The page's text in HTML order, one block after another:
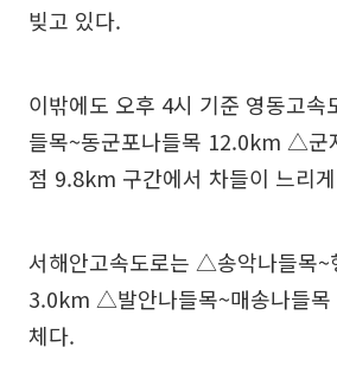
빚고 있다.
이밖에도 오후 4시 기준 영동고
들목~동군포나들목 12.0km △군
점 9.8km 구간에서 차들이 느리
서해안고속도로는 △송악나들목~
3.0km △발안나들목~매송나들
체다.